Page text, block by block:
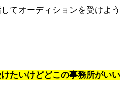
てオーディションを受けよう
けたいけどどこの事務所がいい